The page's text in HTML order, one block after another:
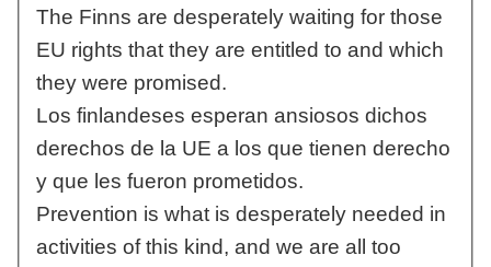
The Finns are desperately waiting for those
EU rights that they are entitled to and which
they were promised.
Los finlandeses esperan ansiosos dichos
derechos de la UE a los que tienen derecho
y que les fueron prometidos.
Prevention is what is desperately needed in
activities of this kind, and we are all too